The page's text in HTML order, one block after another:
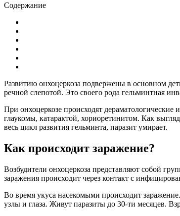
Содержание
Развитию онхоцеркоза подвержены в основном
речной слепотой. Это своего рода гельминтная
При онхоцеркозе происходят
глаукомы, катарактой, хориоретинитом. Как
весь цикл развития гельминта, паразит умирает.
Как происходит заражение?
Возбудители онхоцеркоза представляют собой
заражения происходит через контакт с
Во время укуса насекомыми происходит
узлы и глаза. Живут паразиты до 30-ти месяцев.